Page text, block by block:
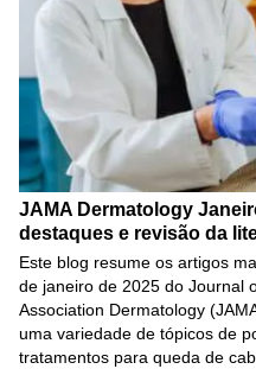
JAMA Dermatology
destaques e revisão da
Este blog resume os artigos
de janeiro de 2025 do Journal
Association Dermatology
uma variedade de tópicos de
tratamentos para queda de